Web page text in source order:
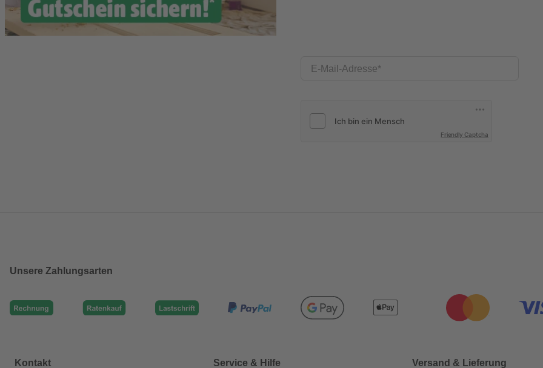
E-Mail-Adresse
Friendly Captcha
Unsere Zahlungsarten
Kontakt Service & Hilfe Versand & Lieferung